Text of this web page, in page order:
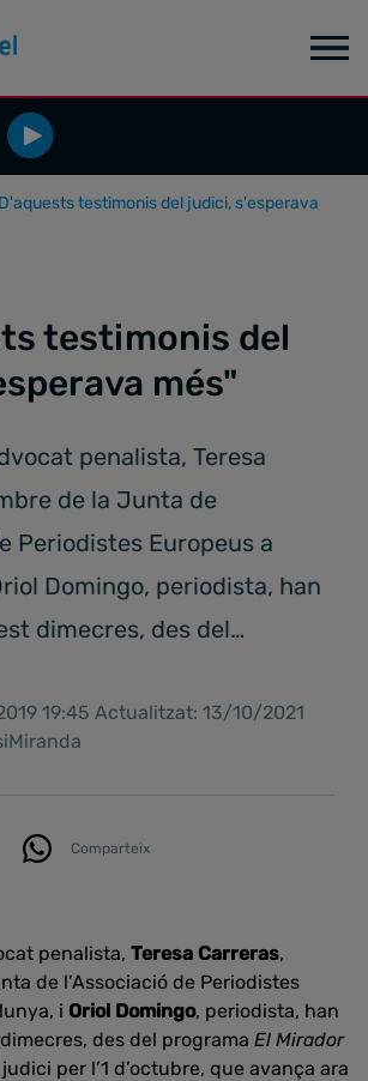
testimonis del judici, s'esperava
testimonis del
més"
penalista, Teresa
de la Junta de
Periodistes Europeus a
Domingo, periodista, han
dimecres, des del…
19:45 Actualitzat: 13/10/2021
Comparteix
penalista, Teresa Carreras,
de l’Associació de Periodistes
i Oriol Domingo, periodista, han
des del programa El Mirador
per l’1 d’octubre, que avança ara